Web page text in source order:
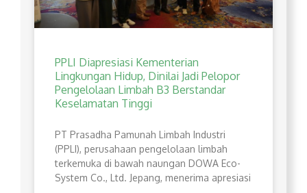
PPLI Diapresiasi Kementerian
Lingkungan Hidup, Dinilai Jadi Pelopor
Pengelolaan Limbah B3 Berstandar
Keselamatan Tinggi
PT Prasadha Pamunah Limbah Industri
(PPLI), perusahaan pengelolaan limbah
terkemuka di bawah naungan DOWA Eco-
System Co., Ltd. Jepang, menerima apresiasi